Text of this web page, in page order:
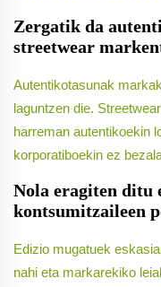
Zergatik da
streetwear
Autentikotasunak
laguntzen die.
harreman autentikoekin
korporatiboekin ez
Nola eragiten ditu
kontsumitzaileen
Edizio mugatuek
nahi eta markarekiko